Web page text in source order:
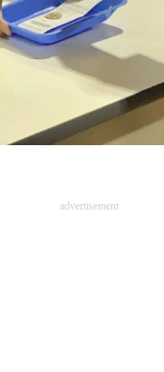
advertisement